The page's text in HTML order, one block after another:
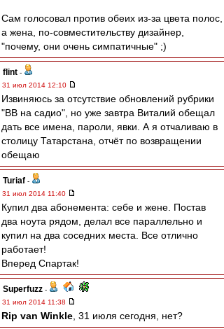
Сам голосовал против обеих из-за цвета полос,
а жена, по-совместительству дизайнер,
"почему, они очень симпатичные" ;)
flint -
31 июл 2014 12:10
Извиняюсь за отсутствие обновлений рубрики
"ВВ на садио", но уже завтра Виталий обещал
дать все имена, пароли, явки. А я отчаливаю в
столицу Татарстана, отчёт по возвращении
обещаю
Turiaf -
31 июл 2014 11:40
Купил два абонемента: себе и жене. Постав
два ноута рядом, делал все параллельно и
купил на два соседних места. Все отлично
работает!
Вперед Спартак!
Superfuzz -
31 июл 2014 11:38
Rip van Winkle , 31 июля сегодня, нет?